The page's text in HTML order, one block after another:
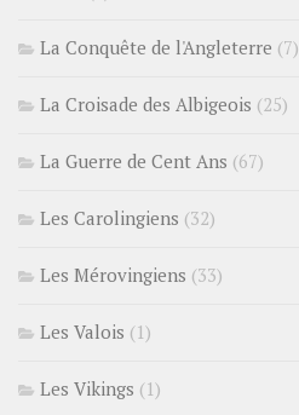
La Conquête de l'Angleterre (7)
La Croisade des Albigeois (25)
La Guerre de Cent Ans (67)
Les Carolingiens (32)
Les Mérovingiens (33)
Les Valois (1)
Les Vikings (1)